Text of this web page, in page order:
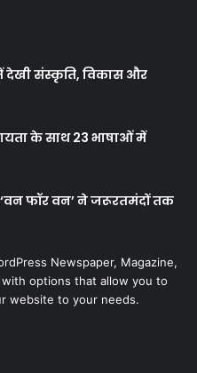
देखी संस्कृति, विकास और
के साथ 23 भाषाओं में
फॉर वन’ ने जरूरतमंदों तक
Newspaper, Magazine,
options that allow you to
website to your needs.